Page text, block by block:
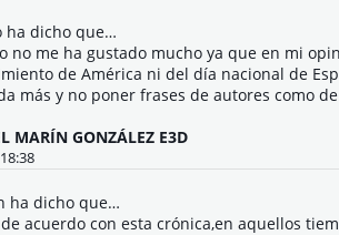
ha dicho que…
no me ha gustado mucho ya que en mi
de América ni del día nacional de
más y no poner frases de autores como
MARÍN GONZÁLEZ E3D
ha dicho que…
de acuerdo con esta crónica,en aquellos